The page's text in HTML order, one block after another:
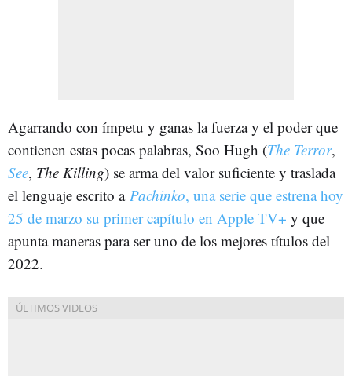
Agarrando con ímpetu y ganas la fuerza y el poder que
contienen estas pocas palabras, Soo Hugh (The Terror,
See, The Killing) se arma del valor suficiente y traslada
el lenguaje escrito a Pachinko, una serie que estrena hoy
25 de marzo su primer capítulo en Apple TV+ y que
apunta maneras para ser uno de los mejores títulos del
2022.